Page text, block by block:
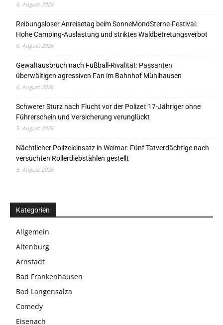
6. August 2026
Reibungsloser Anreisetag beim SonneMondSterne-Festival:
Hohe Camping-Auslastung und striktes Waldbetretungsverbot
6. August 2026
Gewaltausbruch nach Fußball-Rivalität: Passanten
überwältigen agressiven Fan im Bahnhof Mühlhausen
6. August 2026
Schwerer Sturz nach Flucht vor der Polizei: 17-Jähriger ohne
Führerschein und Versicherung verunglückt
5. August 2026
Nächtlicher Polizeieinsatz in Weimar: Fünf Tatverdächtige nach
versuchten Rollerdiebstählen gestellt
5. August 2026
Kategorien
Allgemein
Altenburg
Arnstadt
Bad Frankenhausen
Bad Langensalza
Comedy
Eisenach